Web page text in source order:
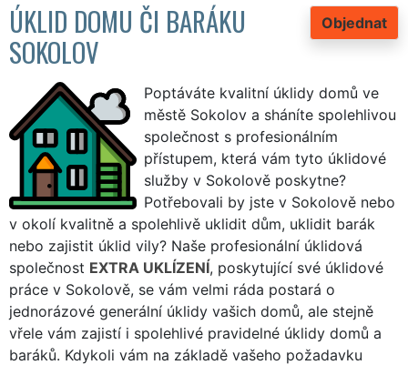
Objednat
ÚKLID DOMU ČI BARÁKU
SOKOLOV
Poptáváte kvalitní úklidy domů ve
městě Sokolov a sháníte spolehlivou
společnost s profesionálním
přístupem, která vám tyto úklidové
služby v Sokolově poskytne?
Potřebovali by jste v Sokolově nebo
v okolí kvalitně a spolehlivě uklidit dům, uklidit barák
nebo zajistit úklid vily? Naše profesionální úklidová
společnost EXTRA UKLÍZENÍ, poskytující své úklidové
práce v Sokolově, se vám velmi ráda postará o
jednorázové generální úklidy vašich domů, ale stejně
vřele vám zajistí i spolehlivé pravidelné úklidy domů a
baráků. Kdykoli vám na základě vašeho požadavku